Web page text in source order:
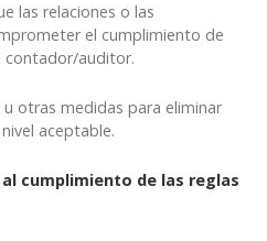
las relaciones o las
el cumplimiento de
contador/auditor.
u otras medidas para eliminar
aceptable.
cumplimiento de las reglas